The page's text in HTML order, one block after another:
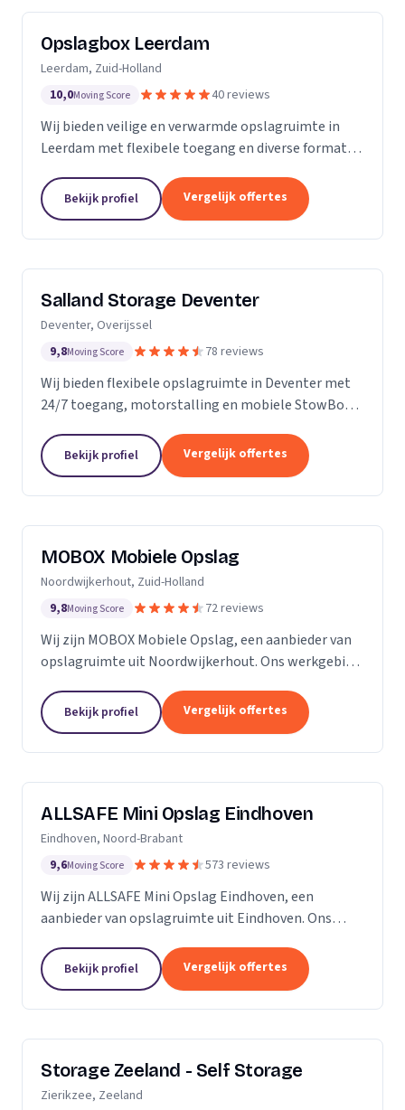
Opslagbox Leerdam
Leerdam, Zuid-Holland
10,0Moving Score 40 reviews
Wij bieden veilige en verwarmde opslagruimte in
Leerdam met flexibele toegang en diverse formaten
Bekijk profiel Vergelijk offertes
Salland Storage Deventer
Deventer, Overijssel
9,8Moving Score 78 reviews
Wij bieden flexibele opslagruimte in Deventer met
24/7 toegang, motorstalling en mobiele StowBox
Bekijk profiel Vergelijk offertes
MOBOX Mobiele Opslag
Noordwijkerhout, Zuid-Holland
9,8Moving Score 72 reviews
Wij zijn MOBOX Mobiele Opslag, een aanbieder van
opslagruimte uit Noordwijkerhout. Ons werkgebied
Bekijk profiel Vergelijk offertes
ALLSAFE Mini Opslag Eindhoven
Eindhoven, Noord-Brabant
9,6Moving Score 573 reviews
Wij zijn ALLSAFE Mini Opslag Eindhoven, een
aanbieder van opslagruimte uit Eindhoven. Ons
Bekijk profiel Vergelijk offertes
Storage Zeeland - Self Storage
Zierikzee, Zeeland